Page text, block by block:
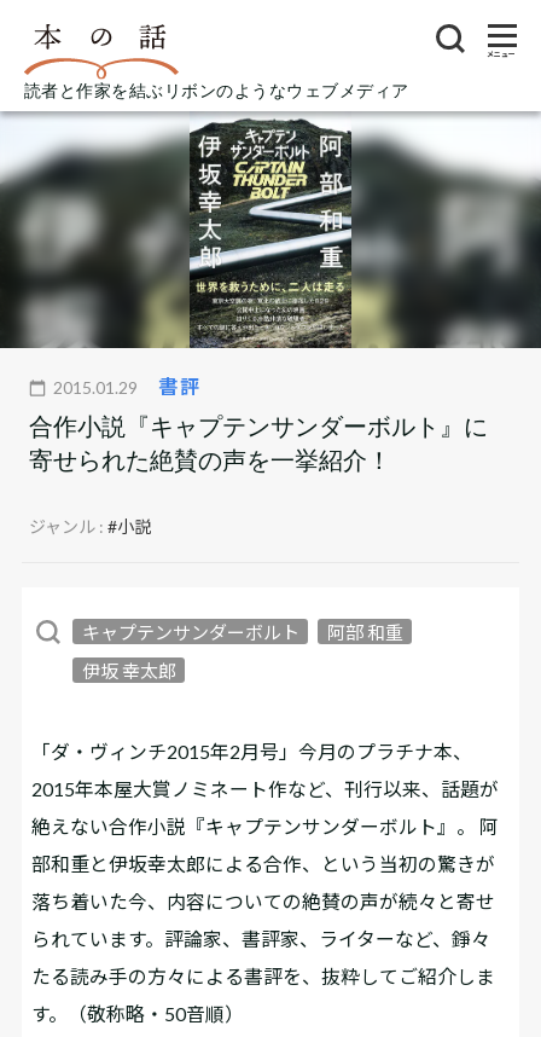
読者と作家を結ぶリボンのようなウェブメディア
メニュー
2015.01.29 書評
合作小説『キャプテンサンダーボルト』に
寄せられた絶賛の声を一挙紹介！
ジャンル :#小説
キャプテンサンダーボルト
阿部 和重
伊坂 幸太郎
「ダ・ヴィンチ2015年2月号」今月のプラチナ本、
2015年本屋大賞ノミネート作など、刊行以来、話題が
絶えない合作小説『キャプテンサンダーボルト』。 阿
部和重と伊坂幸太郎による合作、という当初の驚きが
落ち着いた今、内容についての絶賛の声が続々と寄せ
られています。評論家、書評家、ライターなど、錚々
たる読み手の方々による書評を、抜粋してご紹介しま
す。（敬称略・50音順）